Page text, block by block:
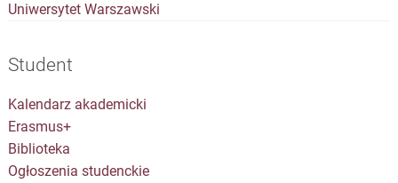
Uniwersytet Warszawski
Student
Kalendarz akademicki
Erasmus+
Biblioteka
Ogłoszenia studenckie